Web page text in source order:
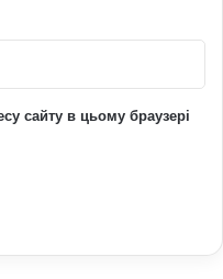
сайту в цьому браузері